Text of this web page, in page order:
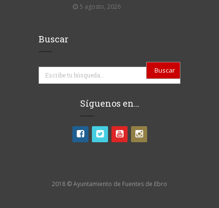
5 agosto, 2026
Buscar
Buscar
Síguenos en…
2018 © Ayuntamiento de Fuentes de Ebro